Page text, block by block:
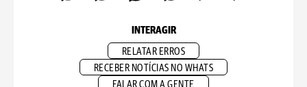
INTERAGIR
RELATAR ERROS
RECEBER NOTÍCIAS NO WHATS
FALAR COM A GENTE